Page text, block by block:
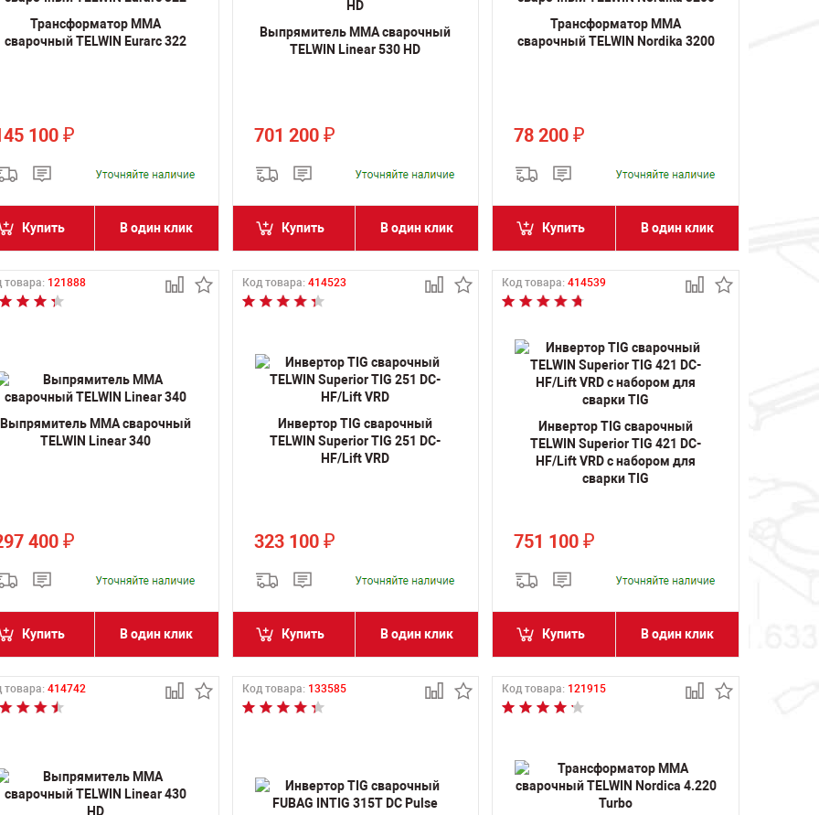
Трансформатор MMA
сварочный TELWIN Eurarc 322
100 ₽
Купить В один клик
Выпрямитель MMA сварочный
TELWIN Linear 530 HD
701 200 ₽
Купить В один клик
Трансформатор MMA
сварочный TELWIN Nordika 3200
78 200₽
Купить В один клик
товара: 121888
Выпрямитель MMA сварочный
TELWIN Linear 340
400 ₽
Купить В один клик
Код товара: 414523
Инвертор TIG сварочный
TELWIN Superior TIG 251 DC-
HF/Lift VRD
323 100 ₽
Купить В один клик
Код товара:414539
Инвертор TIG сварочный
TELWIN Superior TIG 421 DC-
HF/Lift VRD с набором для
сварки TIG
751 100₽
Купить В один клик
товара: 414742 Код товара: 133585 Код товара: 121915